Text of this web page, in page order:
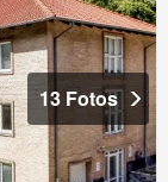
13 Fotos